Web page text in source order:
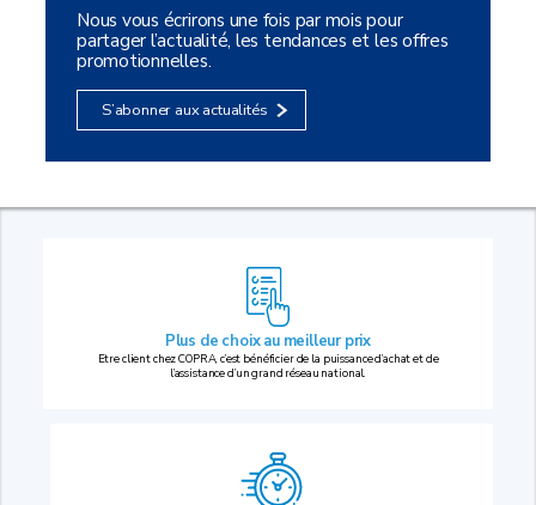
Nous vous écrirons une fois par mois pour
partager l’actualité, les tendances et les offres
promotionnelles.
S’abonner aux actualités
Plus de choix au meilleur prix
Etre client chez COPRA, c’est bénéficier de la puissance d’achat et de
l’assistance d’un grand réseau national.